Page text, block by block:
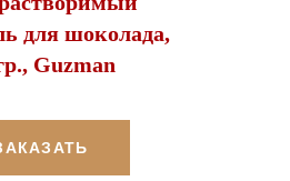
для шоколада,
Guzman